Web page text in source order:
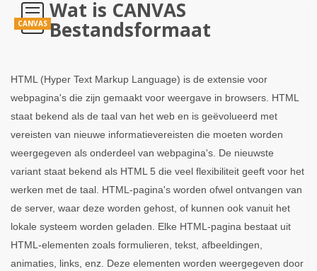
CANVAS
Wat is CANVAS
Bestandsformaat
HTML (Hyper Text Markup Language) is de extensie voor
webpagina's die zijn gemaakt voor weergave in browsers. HTML
staat bekend als de taal van het web en is geëvolueerd met
vereisten van nieuwe informatievereisten die moeten worden
weergegeven als onderdeel van webpagina's. De nieuwste
variant staat bekend als HTML 5 die veel flexibiliteit geeft voor het
werken met de taal. HTML-pagina's worden ofwel ontvangen van
de server, waar deze worden gehost, of kunnen ook vanuit het
lokale systeem worden geladen. Elke HTML-pagina bestaat uit
HTML-elementen zoals formulieren, tekst, afbeeldingen,
animaties, links, enz. Deze elementen worden weergegeven door